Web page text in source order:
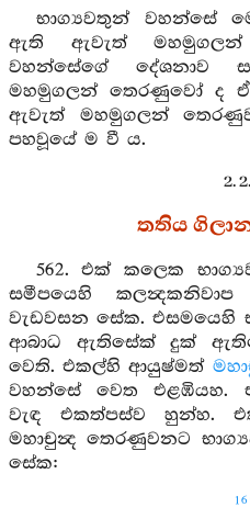
භාග්‍යවතුන් වහන්සේ
ඇති ඇවැත් මහමුගලන්
වහන්සේගේ දේශනාව
මහමුගලන් තෙරණුවෝ ද
ඇවැත් මහමුගලන්
පහවූයේ ම වී ය.
2.
තතිය
562. එක් කලෙක
සමීපයෙහි
වැඩවසන සේක. එසමයෙහි
ආබාධ ඇතිසේක් දුක්
වෙති. එකල්හි ආයුෂ්මත්
වහන්සේ වෙත එළඹියහ.
වැඳ එකත්පස්ව හුන්හ.
මහාචුන්‍ද තෙරණුවනට
සේක: